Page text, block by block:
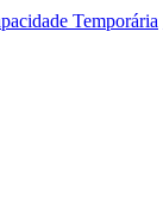
Temporária